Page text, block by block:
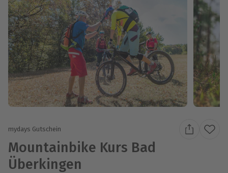
mydays Gutschein
Mountainbike Kurs Bad
Überkingen